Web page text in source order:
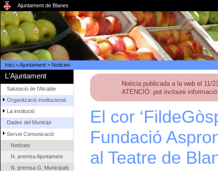
Ajuntament de Blanes
Inici>Ajuntament> Noticies
L'Ajuntament
Salutació de l'Alcalde
Organització institucional
La institució
Dades del Municipi
Servei Comunicació
Notícies
N. premsa Ajuntament
N. premsa G. Municipals
Noticia publicada a la web el 11/
ATENCIÓ: pot incloure
El cor
Fundació
al Teatre de